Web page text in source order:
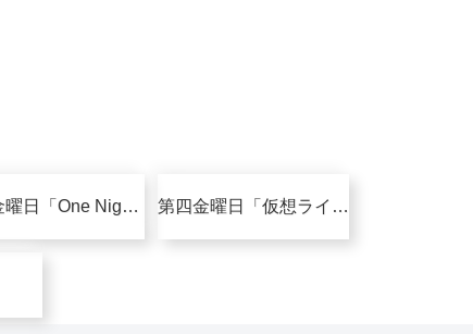
第三金曜日「One Night Album」 第四金曜日「仮想ライブ・コンサート」